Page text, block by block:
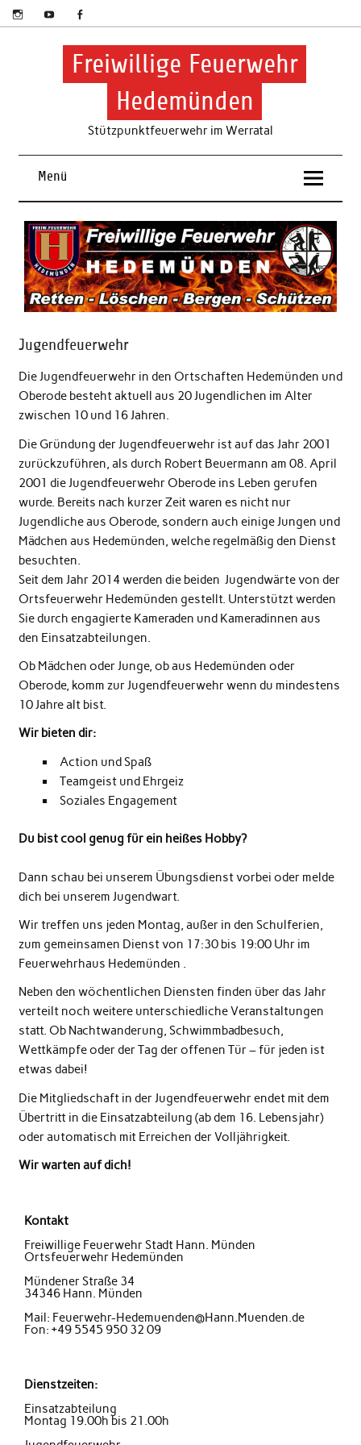
content
Freiwillige Feuerwehr
Hedemünden
Stützpunktfeuerwehr im Werratal
Menü
Jugendfeuerwehr
Die Jugendfeuerwehr in den Ortschaften Hedemünden und
Oberode besteht aktuell aus 20 Jugendlichen im Alter
zwischen 10 und 16 Jahren.
Die Gründung der Jugendfeuerwehr ist auf das Jahr 2001
zurückzuführen, als durch Robert Beuermann am 08. April
2001 die Jugendfeuerwehr Oberode ins Leben gerufen
wurde. Bereits nach kurzer Zeit waren es nicht nur
Jugendliche aus Oberode, sondern auch einige Jungen und
Mädchen aus Hedemünden, welche regelmäßig den Dienst
besuchten.
Seit dem Jahr 2014 werden die beiden Jugendwärte von der
Ortsfeuerwehr Hedemünden gestellt. Unterstützt werden
Sie durch engagierte Kameraden und Kameradinnen aus
den Einsatzabteilungen.
Ob Mädchen oder Junge, ob aus Hedemünden oder
Oberode, komm zur Jugendfeuerwehr wenn du mindestens
10 Jahre alt bist.
Wir bieten dir:
Action und Spaß
Teamgeist und Ehrgeiz
Soziales Engagement
Du bist cool genug für ein heißes Hobby?
Dann schau bei unserem Übungsdienst vorbei oder melde
dich bei unserem Jugendwart.
Wir treffen uns jeden Montag, außer in den Schulferien,
zum gemeinsamen Dienst von 17:30 bis 19:00 Uhr im
Feuerwehrhaus Hedemünden .
Neben den wöchentlichen Diensten finden über das Jahr
verteilt noch weitere unterschiedliche Veranstaltungen
statt. Ob Nachtwanderung, Schwimmbadbesuch,
Wettkämpfe oder der Tag der offenen Tür – für jeden ist
etwas dabei!
Die Mitgliedschaft in der Jugendfeuerwehr endet mit dem
Übertritt in die Einsatzabteilung (ab dem 16. Lebensjahr)
oder automatisch mit Erreichen der Volljährigkeit.
Wir warten auf dich!
Kontakt
Freiwillige Feuerwehr Stadt Hann. Münden
Ortsfeuerwehr Hedemünden
Mündener Straße 34
34346 Hann. Münden
Mail: Feuerwehr-Hedemuenden@Hann.Muenden.de
Fon: +49 5545 950 32 09
Dienstzeiten:
Einsatzabteilung
Montag 19.00h bis 21.00h